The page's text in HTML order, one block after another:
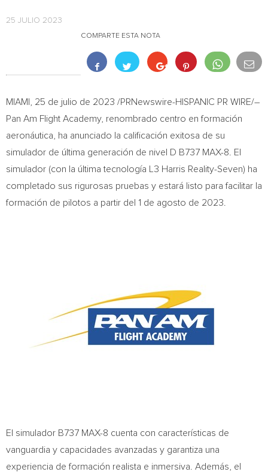
25 JULIO 2023
COMPARTE ESTA NOTA
MIAMI 25 de julio de 2023 /PRNewswire-HISPANIC PR WIRE/–
Pan Am Flight Academy, renombrado centro en formación
aeronáutica, ha anunciado la calificación exitosa de su
simulador de última generación de nivel D B737 MAX-8. El
simulador (con la última tecnología L3 Harris Reality-Seven) ha
completado sus rigurosas pruebas y estará listo para facilitar la
formación de pilotos a partir del 1 de agosto de 2023.
El simulador B737 MAX-8 cuenta con características de
vanguardia y capacidades avanzadas y garantiza una
experiencia de formación realista e inmersiva. Además, el